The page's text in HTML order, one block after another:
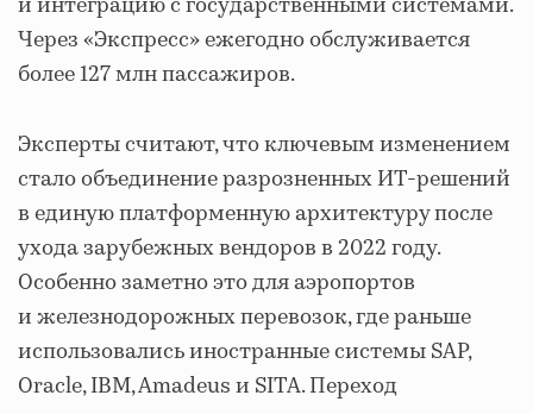
Через «Экспресс» ежегодно обслуживается
более 127 млн пассажиров.
Эксперты считают, что ключевым изменением
стало объединение разрозненных ИТ-решений
в единую платформенную архитектуру после
ухода зарубежных вендоров в 2022 году.
Особенно заметно это для аэропортов
и железнодорожных перевозок, где раньше
использовались иностранные системы SAP,
Oracle, IBM, Amadeus и SITA. Переход